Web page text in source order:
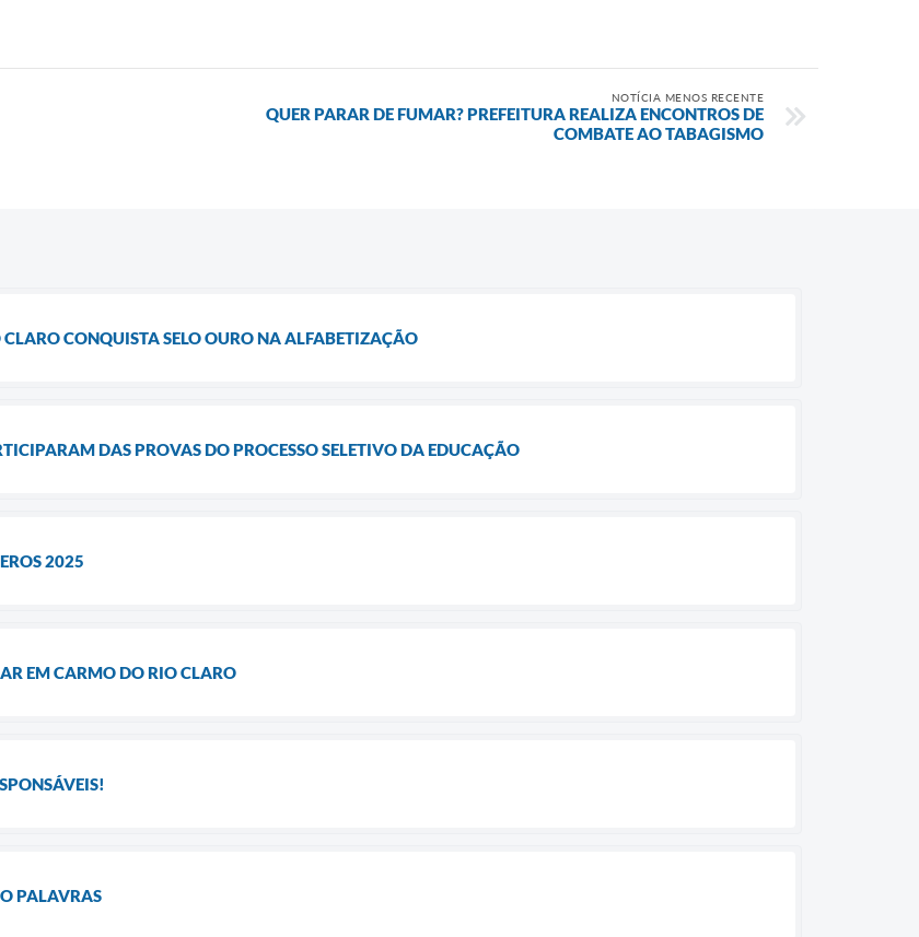
NOTÍCIA MENOS RECENTE
QUER PARAR DE FUMAR? PREFEITURA REALIZA ENCONTROS DE
COMBATE AO TABAGISMO
CONQUISTA SELO OURO NA ALFABETIZAÇÃO
DAS PROVAS DO PROCESSO SELETIVO DA EDUCAÇÃO
2025
EM CARMO DO RIO CLARO
PALAVRAS